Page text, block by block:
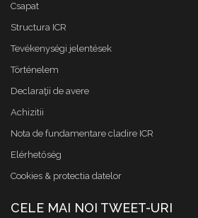
Csapat
Structura ICR
Tevékenységi jelentések
Történelem
Declaraţii de avere
Achizitii
Nota de fundamentare cladire ICR
Elérhetőség
Cookies & protectia datelor
CELE MAI NOI TWEET-URI